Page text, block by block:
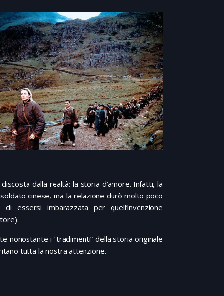
dalla realtà: la storia d’amore. Infatti, la
cinese, ma la relazione durò molto poco
essersi imbarazzata per quell’invenzione
nonostante i “tradimenti” della storia originale
tutta la nostra attenzione.